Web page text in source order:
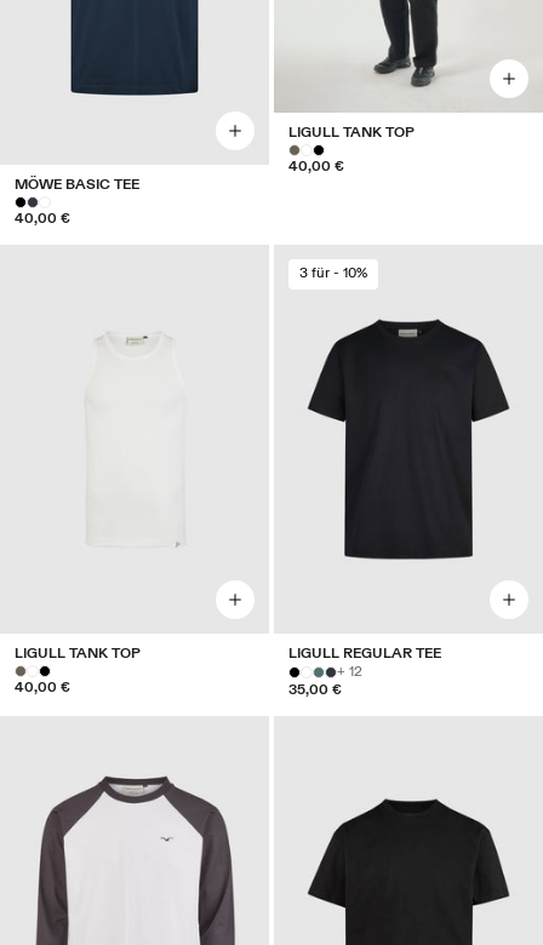
MÖWE BASIC TEE
40,00 €
LIGULL TANK TOP
40,00 €
LIGULL TANK TOP
40,00 €
3 für - 10%
LIGULL REGULAR TEE
+ 12
35,00 €